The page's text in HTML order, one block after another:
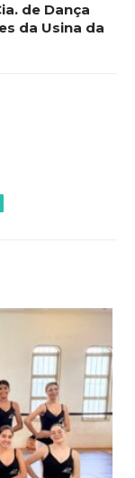
de Dança
da Usina da